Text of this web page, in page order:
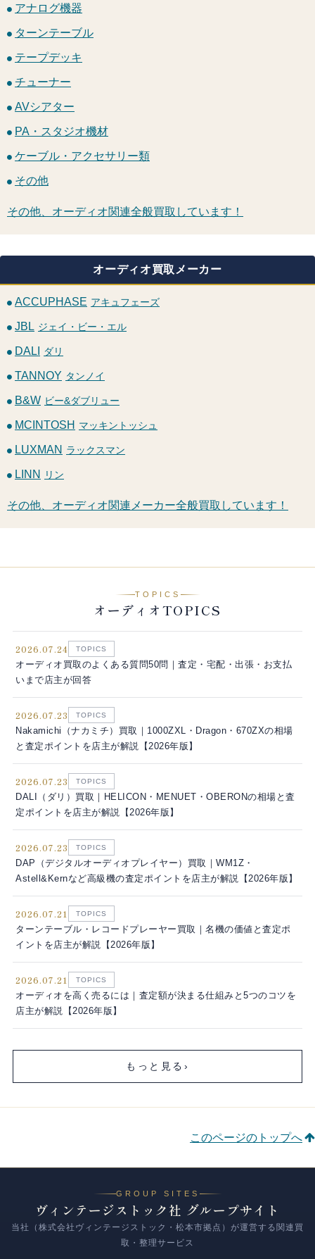
アナログ機器
ターンテーブル
テープデッキ
チューナー
AVシアター
PA・スタジオ機材
ケーブル・アクセサリー類
その他
その他、オーディオ関連全般買取しています！
オーディオ買取メーカー
ACCUPHASE アキュフェーズ
JBL ジェイ・ビー・エル
DALI ダリ
TANNOY タンノイ
B&W ビー&ダブリュー
MCINTOSH マッキントッシュ
LUXMAN ラックスマン
LINN リン
その他、オーディオ関連メーカー全般買取しています！
TOPICS
オーディオTOPICS
2026.07.24 TOPICS
オーディオ買取のよくある質問50問｜査定・宅配・出張・お支払
いまで店主が回答
2026.07.23 TOPICS
Nakamichi（ナカミチ）買取｜1000ZXL・Dragon・670ZXの相場
と査定ポイントを店主が解説【2026年版】
2026.07.23 TOPICS
DALI（ダリ）買取｜HELICON・MENUET・OBERONの相場と査
定ポイントを店主が解説【2026年版】
2026.07.23 TOPICS
DAP（デジタルオーディオプレイヤー）買取｜WM1Z・
Astell&Kernなど高級機の査定ポイントを店主が解説【2026年版】
2026.07.21 TOPICS
ターンテーブル・レコードプレーヤー買取｜名機の価値と査定ポ
イントを店主が解説【2026年版】
2026.07.21 TOPICS
オーディオを高く売るには｜査定額が決まる仕組みと5つのコツを
店主が解説【2026年版】
もっと見る ›
このページのトップへ
GROUP SITES
ヴィンテージストック社 グループサイト
当社（株式会社ヴィンテージストック・松本市拠点）が運営する関連買
取・整理サービス